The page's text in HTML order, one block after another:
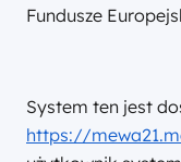
Fundusze
System ten jest
https://